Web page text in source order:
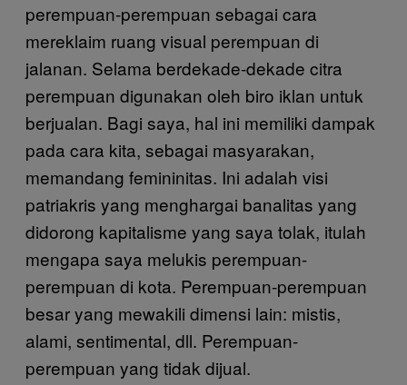
perempuan-perempuan sebagai cara
mereklaim ruang visual perempuan di
jalanan. Selama berdekade-dekade citra
perempuan digunakan oleh biro iklan untuk
berjualan. Bagi saya, hal ini memiliki dampak
pada cara kita, sebagai masyarakan,
memandang femininitas. Ini adalah visi
patriakris yang menghargai banalitas yang
didorong kapitalisme yang saya tolak, itulah
mengapa saya melukis perempuan-
perempuan di kota. Perempuan-perempuan
besar yang mewakili dimensi lain: mistis,
alami, sentimental, dll. Perempuan-
perempuan yang tidak dijual.